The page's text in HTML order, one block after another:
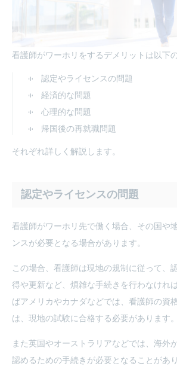
看護師がワーホリをするデメリットは以下の
認定やライセンスの問題
経済的な問題
心理的な問題
帰国後の再就職問題
それぞれ詳しく解説します。
認定やライセンスの問題
看護師がワーホリ先で働く場合、その国や
ンスが必要となる場合があります。
この場合、看護師は現地の規制に従って、
得や更新など、煩雑な手続きを行わなけれ
ばアメリカやカナダなどでは、看護師の資
は、現地の試験に合格する必要があります。
また英国やオーストラリアなどでは、海外
認めるための手続きが必要となることがあ